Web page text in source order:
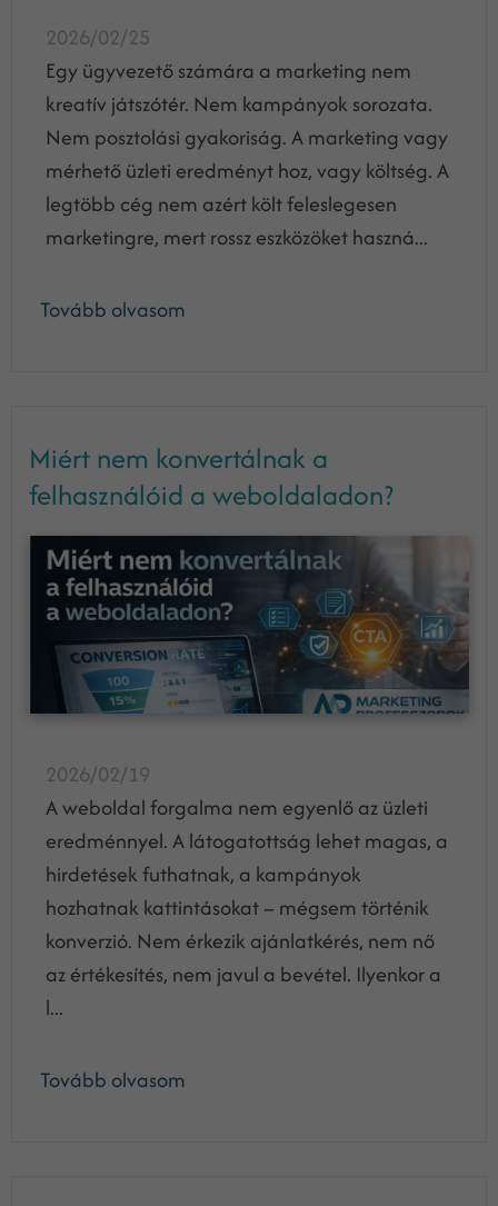
2026/02/25
Egy ügyvezető számára a marketing nem
kreatív játszótér. Nem kampányok sorozata.
Nem posztolási gyakoriság. A marketing vagy
mérhető üzleti eredményt hoz, vagy költség. A
legtöbb cég nem azért költ feleslegesen
marketingre, mert rossz eszközöket haszná...
Tovább olvasom
Miért nem konvertálnak a
felhasználóid a weboldaladon?
2026/02/19
A weboldal forgalma nem egyenlő az üzleti
eredménnyel. A látogatottság lehet magas, a
hirdetések futhatnak, a kampányok
hozhatnak kattintásokat – mégsem történik
konverzió. Nem érkezik ajánlatkérés, nem nő
az értékesítés, nem javul a bevétel. Ilyenkor a
l...
Tovább olvasom